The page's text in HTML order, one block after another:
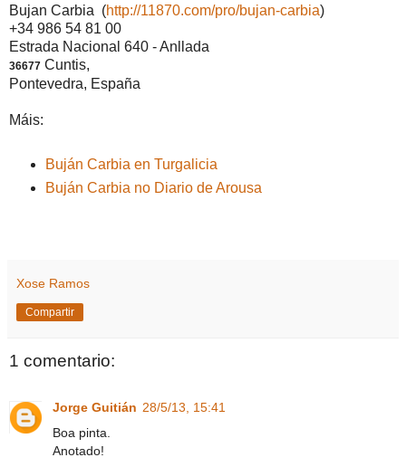
Bujan Carbia (http://11870.com/pro/bujan-carbia)
+34 986 54 81 00
Estrada Nacional 640 - Anllada
36677 Cuntis,
Pontevedra, España
Máis:
Buján Carbia en Turgalicia
Buján Carbia no Diario de Arousa
Xose Ramos
Compartir
1 comentario:
Jorge Guitián 28/5/13, 15:41
Boa pinta.
Anotado!